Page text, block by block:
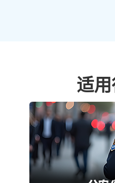
适